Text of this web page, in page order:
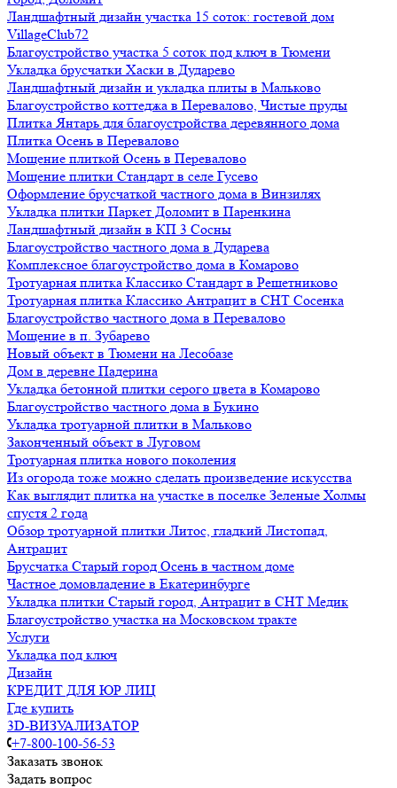
Ландшафтный дизайн участка 15 соток: гостевой дом
VillageClub72
Благоустройство участка 5 соток под ключ в Тюмени
Укладка брусчатки Хаски в Дударево
Ландшафтный дизайн и укладка плиты в Мальково
Благоустройство коттеджа в Перевалово, Чистые пруды
Плитка Янтарь для благоустройства деревянного дома
Плитка Осень в Перевалово
Мощение плиткой Осень в Перевалово
Мощение плитки Стандарт в селе Гусево
Оформление брусчаткой частного дома в Винзилях
Укладка плитки Паркет Доломит в Паренкина
Ландшафтный дизайн в КП 3 Сосны
Благоустройство частного дома в Дударева
Комплексное благоустройство дома в Комарово
Тротуарная плитка Классико Стандарт в Решетниково
Тротуарная плитка Классико Антрацит в СНТ Сосенка
Благоустройство частного дома в Перевалово
Мощение в п. Зубарево
Новый объект в Тюмени на Лесобазе
Дом в деревне Падерина
Укладка бетонной плитки серого цвета в Комарово
Благоустройство частного дома в Букино
Укладка тротуарной плитки в Мальково
Законченный объект в Луговом
Тротуарная плитка нового поколения
Из огорода тоже можно сделать произведение искусства
Как выглядит плитка на участке в поселке Зеленые Холмы
спустя 2 года
Обзор тротуарной плитки Литос, гладкий Листопад,
Антрацит
Брусчатка Старый город Осень в частном доме
Частное домовладение в Екатеринбурге
Укладка плитки Старый город, Антрацит в СНТ Медик
Благоустройство участка на Московском тракте
Услуги
Укладка под ключ
Дизайн
КРЕДИТ ДЛЯ ЮР ЛИЦ
Где купить
3D-ВИЗУАЛИЗАТОР
+7-800-100-56-53
Заказать звонок
Задать вопрос